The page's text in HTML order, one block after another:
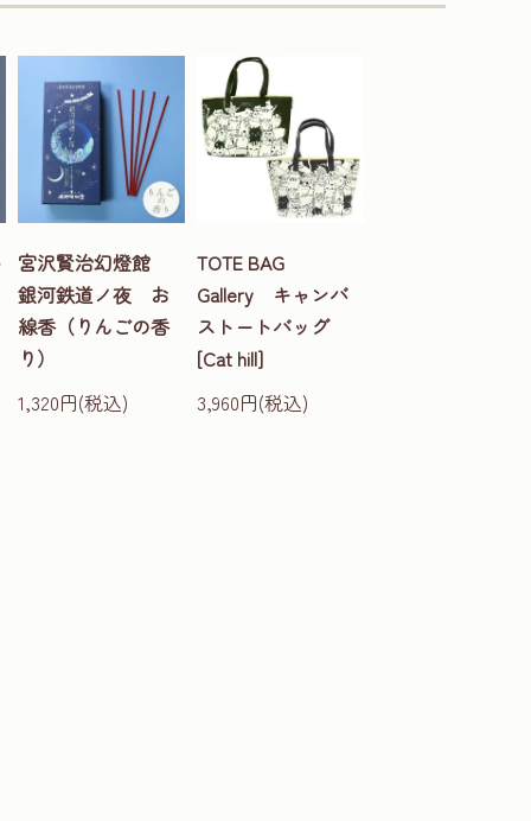
宮沢賢治幻燈館
銀河鉄道ノ夜 お
線香（りんごの香
り）
1,320円(税込)
TOTE BAG
Gallery キャンバ
ストートバッグ
[Cat hill]
3,960円(税込)